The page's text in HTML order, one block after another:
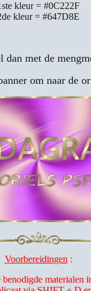
kleur = #0C222F
kleur = #647D8E
dan met de
om naar de
Voorbereidingen :
materialen